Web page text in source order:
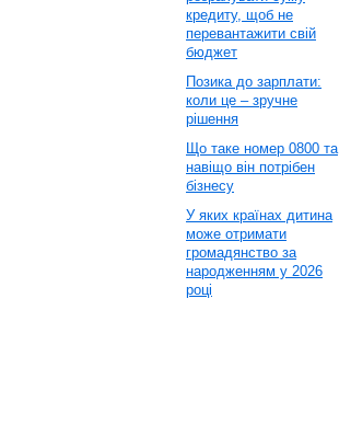
кредиту, щоб не
перевантажити свій
бюджет
Позика до зарплати:
коли це – зручне
рішення
Що таке номер 0800 та
навіщо він потрібен
бізнесу
У яких країнах дитина
може отримати
громадянство за
народженням у 2026
році